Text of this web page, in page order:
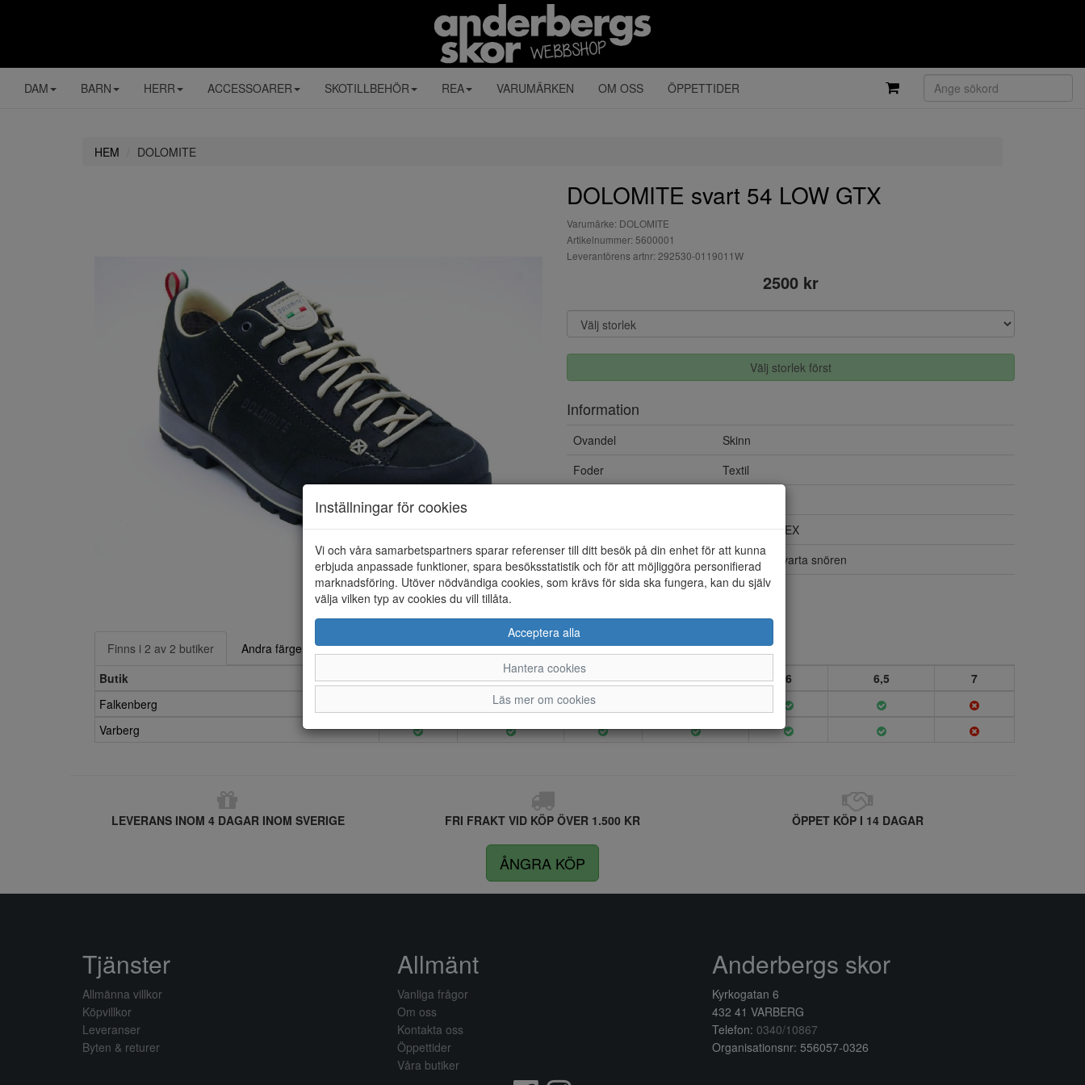
DAM BARN HERR ACCESSOARER SKOTILLBEHÖR REA VARUMÄRKEN OM OSS ÖPPETTIDER
HEM DOLOMITE
DOLOMITE svart 54 LOW GTX
Varumärke: DOLOMITE
Artikelnummer: 5600001
Leverantörens artnr: 292530-0119011W
2500 kr
Välj storlek först
Information
Ovandel
Skinn
Foder
Textil
Vattentät
Ja, GORE-TEX
Övrigt
Beiga och svarta snören
Löstagbar innersula
Ja
Finns i 2 av 2 butiker
Andra färger
Butik
4 4,5 5 5,5 6 6,5
7
Falkenberg
Varberg
LEVERANS INOM 4 DAGAR INOM SVERIGE FRI FRAKT VID KÖP ÖVER 1.500 KR ÖPPET KÖP I 14 DAGAR
ÅNGRA KÖP
Inställningar för cookies
Vi och våra samarbetspartners sparar referenser till ditt besök på din enhet för att kunna
erbjuda anpassade funktioner, spara besöksstatistik och för att möjliggöra personifierad
marknadsföring. Utöver nödvändiga cookies, som krävs för sida ska fungera, kan du själv
välja vilken typ av cookies du vill tillåta.
Acceptera alla
Hantera cookies
Läs mer om cookies
Tjänster
Allmänna villkor
Köpvillkor
Leveranser
Byten & returer
Allmänt
Vanliga frågor
Om oss
Kontakta oss
Öppettider
Våra butiker
Anderbergs skor
Kyrkogatan 6
432 41 VARBERG
Telefon: 0340/10867
Organisationsnr: 556057-0326